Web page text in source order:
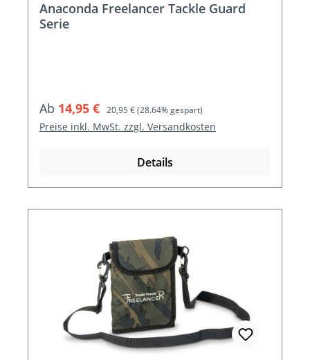
Anaconda Freelancer Tackle Guard
Serie
Verkaufspreis:
Ab 14,95 € Regulärer Preis:
20,95 €(28.64% gespart)
Preise inkl. MwSt. zzgl. Versandkosten
Details